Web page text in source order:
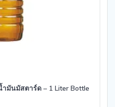
ำมันมัสตาร์ด – 1 Liter Bottle